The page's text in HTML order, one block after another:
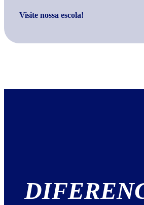
Visite nossa escola!